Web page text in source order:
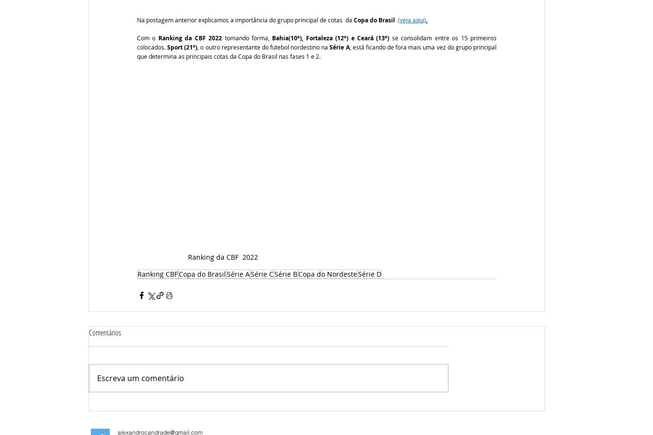
Na postagem anterior explicamos a importância do grupo principal de cotas  da Copa do Brasil (veja aqui).
Com o Ranking da CBF 2022 tomando forma, Bahia(10º), Fortaleza (12º) e Ceará (13º) se consolidam entre os 15 primeiros
colocados. Sport (21º) , o outro representante do futebol nordestino na Série A, está ficando de fora mais uma vez do grupo principal
que determina as principais cotas da Copa do Brasil nas fases 1 e 2.
Ranking da CBF  2022
Ranking CBFCopa do BrasilSérie ASérie CSérie BCopa do NordesteSérie D
Comentários
Escreva um comentário
alexandrocandrade@gmail.com